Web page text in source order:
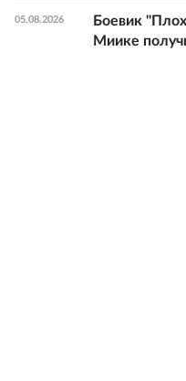
05.08.2026
Боевик
Миике